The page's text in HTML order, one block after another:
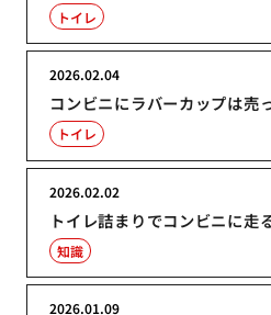
トイレ
コンビニにラバーカップは売
2026.02.04
トイレ
トイレ詰まりでコンビニに走
2026.02.02
知識
2026.01.09